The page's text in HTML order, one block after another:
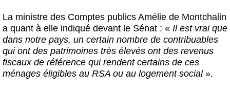
La ministre des Comptes publics Amélie de Montchalin
a quant à elle indiqué devant le Sénat : « Il est vrai que
dans notre pays, un certain nombre de contribuables
qui ont des patrimoines très élevés ont des revenus
fiscaux de référence qui rendent certains de ces
ménages éligibles au RSA ou au logement social».